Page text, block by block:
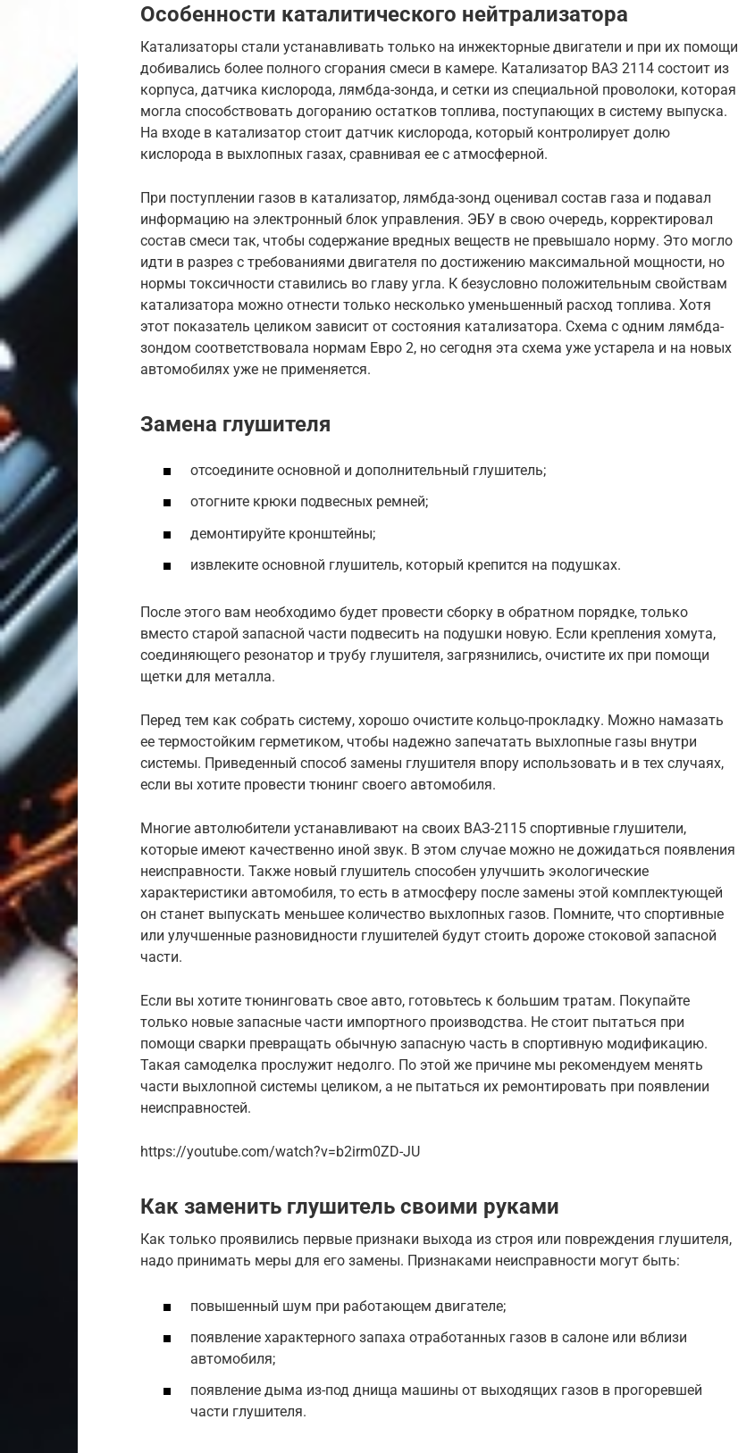
Особенности каталитического нейтрализатора
Катализаторы стали устанавливать только на инжекторные двигатели и при их помощи
добивались более полного сгорания смеси в камере. Катализатор ВАЗ 2114 состоит из
корпуса, датчика кислорода, лямбда-зонда, и сетки из специальной проволоки, которая
могла способствовать догоранию остатков топлива, поступающих в систему выпуска.
На входе в катализатор стоит датчик кислорода, который контролирует долю
кислорода в выхлопных газах, сравнивая ее с атмосферной.
При поступлении газов в катализатор, лямбда-зонд оценивал состав газа и подавал
информацию на электронный блок управления. ЭБУ в свою очередь, корректировал
состав смеси так, чтобы содержание вредных веществ не превышало норму. Это могло
идти в разрез с требованиями двигателя по достижению максимальной мощности, но
нормы токсичности ставились во главу угла. К безусловно положительным свойствам
катализатора можно отнести только несколько уменьшенный расход топлива. Хотя
этот показатель целиком зависит от состояния катализатора. Схема с одним лямбда-
зондом соответствовала нормам Евро 2, но сегодня эта схема уже устарела и на новых
автомобилях уже не применяется.
Замена глушителя
отсоедините основной и дополнительный глушитель;
отогните крюки подвесных ремней;
демонтируйте кронштейны;
извлеките основной глушитель, который крепится на подушках.
После этого вам необходимо будет провести сборку в обратном порядке, только
вместо старой запасной части подвесить на подушки новую. Если крепления хомута,
соединяющего резонатор и трубу глушителя, загрязнились, очистите их при помощи
щетки для металла.
Перед тем как собрать систему, хорошо очистите кольцо-прокладку. Можно намазать
ее термостойким герметиком, чтобы надежно запечатать выхлопные газы внутри
системы. Приведенный способ замены глушителя впору использовать и в тех случаях,
если вы хотите провести тюнинг своего автомобиля.
Многие автолюбители устанавливают на своих ВАЗ-2115 спортивные глушители,
которые имеют качественно иной звук. В этом случае можно не дожидаться появления
неисправности. Также новый глушитель способен улучшить экологические
характеристики автомобиля, то есть в атмосферу после замены этой комплектующей
он станет выпускать меньшее количество выхлопных газов. Помните, что спортивные
или улучшенные разновидности глушителей будут стоить дороже стоковой запасной
части.
Если вы хотите тюнинговать свое авто, готовьтесь к большим тратам. Покупайте
только новые запасные части импортного производства. Не стоит пытаться при
помощи сварки превращать обычную запасную часть в спортивную модификацию.
Такая самоделка прослужит недолго. По этой же причине мы рекомендуем менять
части выхлопной системы целиком, а не пытаться их ремонтировать при появлении
неисправностей.
https://youtube.com/watch?v=b2irm0ZD-JU
Как заменить глушитель своими руками
Как только проявились первые признаки выхода из строя или повреждения глушителя,
надо принимать меры для его замены. Признаками неисправности могут быть:
повышенный шум при работающем двигателе;
появление характерного запаха отработанных газов в салоне или вблизи
автомобиля;
появление дыма из-под днища машины от выходящих газов в прогоревшей
части глушителя.